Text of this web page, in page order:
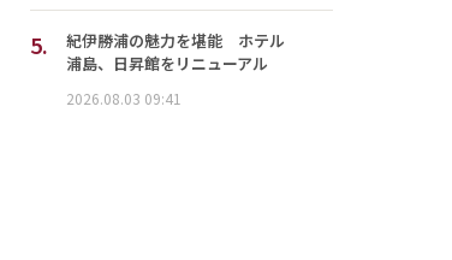
5.
紀伊勝浦の魅力を堪能 ホテル
浦島、日昇館をリニューアル
2026.08.03 09:41